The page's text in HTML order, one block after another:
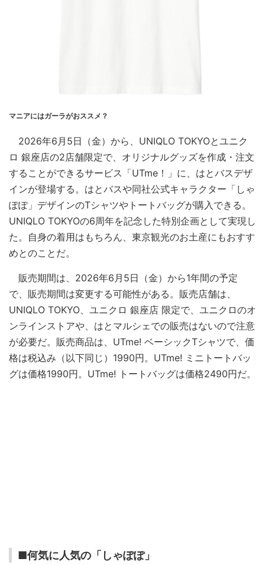
マニアにはガーラがおススメ？
2026年6月5日（金）から、UNIQLO TOKYOとユニク
ロ 銀座店の2店舗限定で、オリジナルグッズを作成・注文
することができるサービス「UTme！」に、はとバスデザ
インが登場する。はとバスや同社公式キャラクター「しゃ
ぽぽ」デザインのTシャツやトートバッグが購入できる。
UNIQLO TOKYOの6周年を記念した特別企画として実現し
た。自身の着用はもちろん、東京観光のお土産にもおすす
めとのことだ。
販売期間は、2026年6月5日（金）から1年間の予定
で、販売期間は変更する可能性がある。販売店舗は、
UNIQLO TOKYO、ユニクロ 銀座店 限定で、ユニクロのオ
ンラインストアや、はとマルシェでの販売はないので注意
が必要だ。販売商品は、UTme! ベーシックTシャツで、価
格は税込み（以下同じ）1990円。UTme! ミニトートバッ
グは価格1990円。UTme! トートバッグは価格2490円だ。
■何気に人気の「しゃぽぽ」